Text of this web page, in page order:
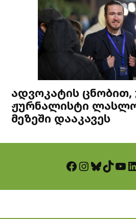
ადვოკატის
ჟურნალისტი
მეზეში დააკავეს
Facebook InstagramBluesky TikTok YouTube LinkedIn